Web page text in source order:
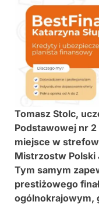
Tomasz Stolc,
Podstawowej nr 2
miejsce w
Mistrzostw Polski
Tym samym
prestiżowego
ogólnokrajowym,